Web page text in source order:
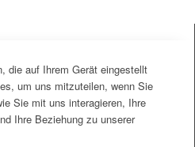
die auf Ihrem Gerät eingestellt
um uns mitzuteilen, wenn Sie
Sie mit uns interagieren, Ihre
Ihre Beziehung zu unserer